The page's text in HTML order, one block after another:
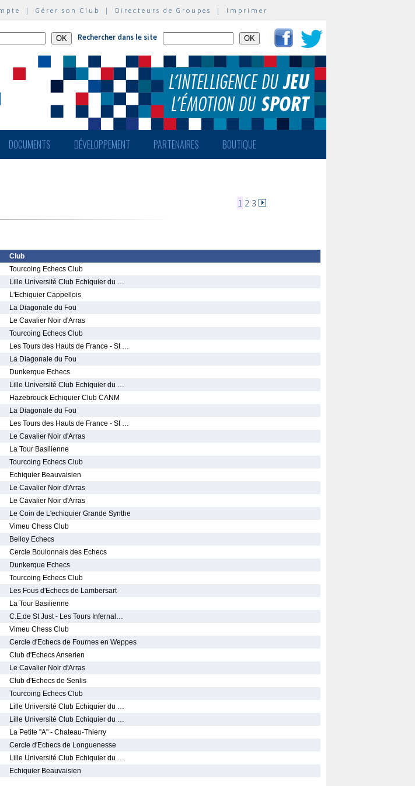
| Gérer son Club | Directeurs de Groupes | Imprimer
Rechercher dans le site
DOCUMENTS DÉVELOPPEMENT PARTENAIRES BOUTIQUE
1 2 3
Club
Tourcoing Echecs Club
Lille Université Club Echiquier du …
L'Echiquier Cappellois
La Diagonale du Fou
Le Cavalier Noir d'Arras
Tourcoing Echecs Club
Les Tours des Hauts de France - St …
La Diagonale du Fou
Dunkerque Echecs
Lille Université Club Echiquier du …
Hazebrouck Echiquier Club CANM
La Diagonale du Fou
Les Tours des Hauts de France - St …
Le Cavalier Noir d'Arras
La Tour Basilienne
Tourcoing Echecs Club
Echiquier Beauvaisien
Le Cavalier Noir d'Arras
Le Cavalier Noir d'Arras
Le Coin de L'echiquier Grande Synthe
Vimeu Chess Club
Belloy Echecs
Cercle Boulonnais des Echecs
Dunkerque Echecs
Tourcoing Echecs Club
Les Fous d'Echecs de Lambersart
La Tour Basilienne
C.E.de St Just - Les Tours Infernal…
Vimeu Chess Club
Cercle d'Echecs de Fournes en Weppes
Club d'Echecs Anserien
Le Cavalier Noir d'Arras
Club d'Echecs de Senlis
Tourcoing Echecs Club
Lille Université Club Echiquier du …
Lille Université Club Echiquier du …
La Petite "A" - Chateau-Thierry
Cercle d'Echecs de Longuenesse
Lille Université Club Echiquier du …
Echiquier Beauvaisien